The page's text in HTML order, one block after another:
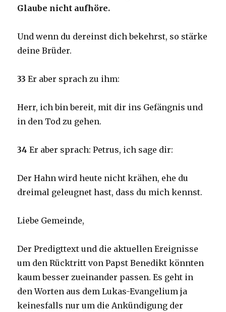
Glaube nicht aufhöre.
Und wenn du dereinst dich bekehrst, so stärke
deine Brüder.
33Er aber sprach zu ihm:
Herr, ich bin bereit, mit dir ins Gefängnis und
in den Tod zu gehen.
34Er aber sprach: Petrus, ich sage dir:
Der Hahn wird heute nicht krähen, ehe du
dreimal geleugnet hast, dass du mich kennst.
Liebe Gemeinde,
Der Predigttext und die aktuellen Ereignisse
um den Rücktritt von Papst Benedikt könnten
kaum besser zueinander passen. Es geht in
den Worten aus dem Lukas-Evangelium ja
keinesfalls nur um die Ankündigung der